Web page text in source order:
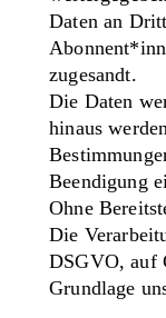
Daten an
zugesandt.
Die Daten
hinaus
Beendigung
Ohne
Die
DSGVO, auf
Grundlage